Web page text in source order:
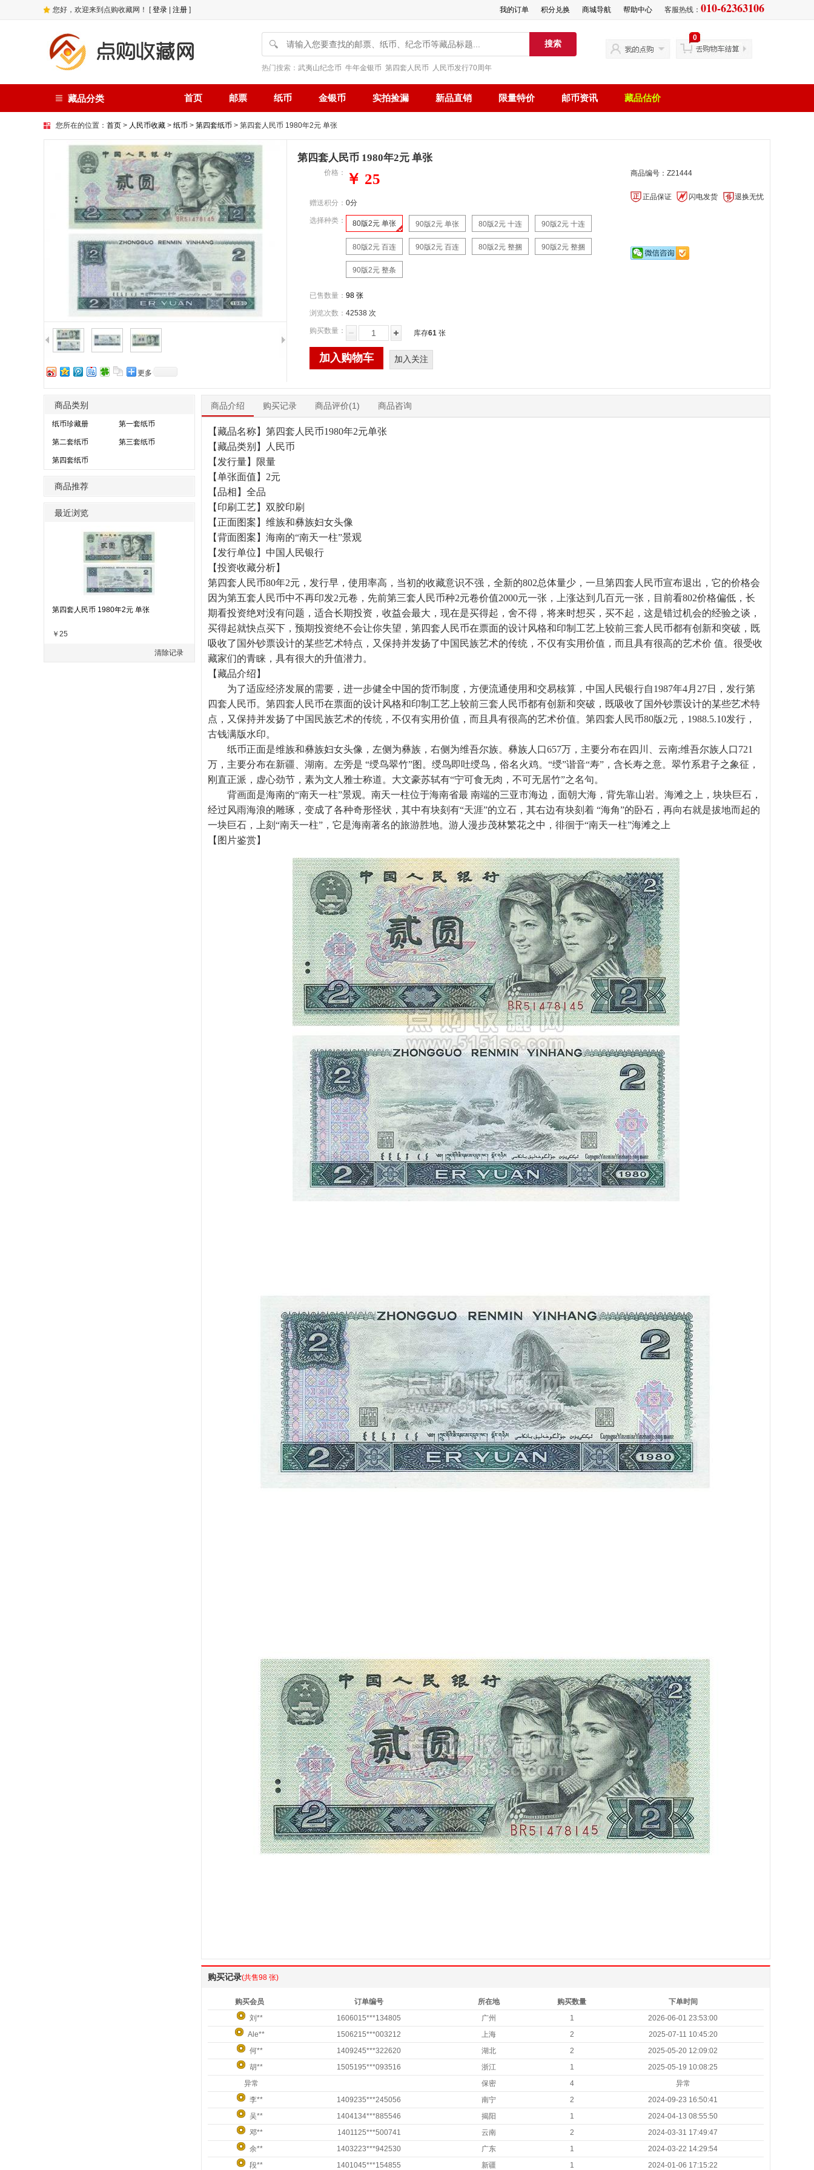
您好，欢迎来到点购收藏网！ [登录 注册 ] 客服热线： 010-62363106
帮助中心
商城导航
积分兑换
我的订单
🔍 搜索
热门搜索： 武夷山纪念币 牛年金银币 第四套人民币 人民币发行70周年
0
藏品分类 首页 邮票 纸币 金银币 实拍捡漏 新品直销 限量特价 邮币资讯 藏品估价
您所在的位置： 首页 > 人民币收藏 > 纸币 > 第四套纸币 > 第四套人民币 1980年2元 单张
更多
第四套人民币 1980年2元 单张
价格： ￥ 25
赠送积分： 0分
选择种类： 80版2元 单张 90版2元 单张 80版2元 十连 90版2元 十连
80版2元 百连 90版2元 百连 80版2元 整捆 90版2元 整捆
90版2元 整条
已售数量： 98 张
浏览次数： 42538 次
购买数量： 库存61 张
加入购物车 加入关注
商品编号：Z21444
正品保证 闪电发货 退换无忧
商品类别
纸币珍藏册 第一套纸币
第二套纸币 第三套纸币
第四套纸币
商品推荐
最近浏览
第四套人民币 1980年2元 单张
￥25
清除记录
商品介绍 购买记录 商品评价(1) 商品咨询
【藏品名称】第四套人民币1980年2元单张
【藏品类别】人民币
【发行量】限量
【单张面值】2元
【品相】全品
【印刷工艺】双胶印刷
【正面图案】维族和彝族妇女头像
【背面图案】海南的“南天一柱”景观
【发行单位】中国人民银行
【投资收藏分析】
第四套人民币80年2元，发行早，使用率高，当初的收藏意识不强，全新的802总体量少，一旦第四套人民币宣布退出，它的价格会
因为第五套人民币中不再印发2元卷，先前第三套人民币种2元卷价值2000元一张，上涨达到几百元一张，目前看802价格偏低，长
期看投资绝对没有问题，适合长期投资，收益会最大，现在是买得起，舍不得，将来时想买，买不起，这是错过机会的经验之谈，
买得起就快点买下，预期投资绝不会让你失望，第四套人民币在票面的设计风格和印制工艺上较前三套人民币都有创新和突破，既
吸收了国外钞票设计的某些艺术特点，又 保持并发扬了中国民族艺术的传统，不仅有实用价值，而且具有很高的艺术价 值。很受收
藏家们的青睐，具有很大的升值潜力。
【藏品介绍】
为了适应经济发展的需要，进一步健全中国的货币制度，方便流通使用和交易核算，中国人民银行自1987年4月27日，发行第
四套人民币。第四套人民币在票面的设计风格和印制工艺上较前三套人民币都有创新和突破，既吸收了国外钞票设计的某些艺术特
点，又保持并发扬了中国民族艺术的传统，不仅有实用价值，而且具有很高的艺术价值。第四套人民币80版2元，1988.5.10发行，
古钱满版水印。
纸币正面是维族和彝族妇女头像，左侧为彝族，右侧为维吾尔族。彝族人口657万，主要分布在四川、云南;维吾尔族人口721
万，主要分布在新疆、湖南。左旁是 “绶鸟翠竹”图。绶鸟即吐绶鸟，俗名火鸡。“绶”谐音“寿”，含长寿之意。翠竹系君子之象征，
刚直正派，虚心劲节，素为文人雅士称道。大文豪苏轼有“宁可食无肉，不可无居竹”之名句。
背画面是海南的“南天一柱”景观。南天一柱位于海南省最 南端的三亚市海边，面朝大海，背先靠山岩。海滩之上，块块巨石，
经过风雨海浪的雕琢，变成了各种奇形怪状，其中有块刻有“天涯”的立石，其右边有块刻着 “海角”的卧石，再向右就是拔地而起的
一块巨石，上刻“南天一柱”，它是海南著名的旅游胜地。游人漫步茂林繁花之中，徘徊于“南天一柱”海滩之上
【图片鉴赏】
购买记录(共售98 张)
购买会员 订单编号 所在地 购买数量
下单时间
刘**
1606015***134805 广州 1
2026-06-01 23:53:00
Ale**
1506215***003212 上海 2
2025-07-11 10:45:20
何**
1409245***322620 湖北 2
2025-05-20 12:09:02
胡**
1505195***093516 浙江 1
2025-05-19 10:08:25
异常
保密 4
异常
李**
1409235***245056 南宁 2
2024-09-23 16:50:41
吴**
1404134***885546 揭阳 1
2024-04-13 08:55:50
邓**
1401125***500741 云南 2
2024-03-31 17:49:47
余**
1403223***942530 广东 1
2024-03-22 14:29:54
段**
1401045***154855 新疆 1 2024-01-06 17:15:22